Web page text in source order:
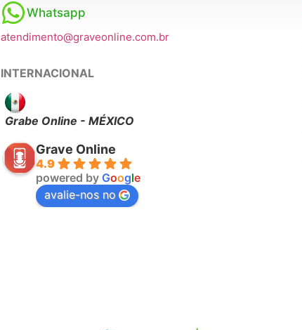
Whatsapp
atendimento@graveonline.com.br
INTERNACIONAL
Grabe Online - MÉXICO
Grave Online
4.9
powered by Google
avalie-nos no